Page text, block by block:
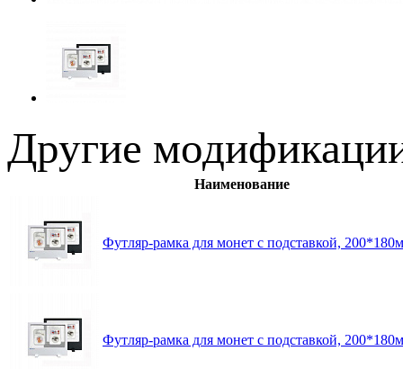
Другие
Наименование
Футляр-рамка для монет с подставкой,
Футляр-рамка для монет с подставкой,